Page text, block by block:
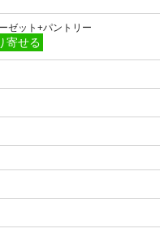
ゼット+パントリー
寄せる